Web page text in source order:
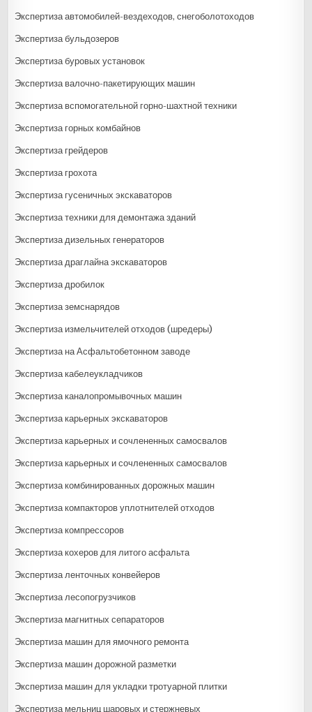
Экспертиза автомобилей-вездеходов, снегоболотоходов
Экспертиза бульдозеров
Экспертиза буровых установок
Экспертиза валочно-пакетирующих машин
Экспертиза вспомогательной горно-шахтной техники
Экспертиза горных комбайнов
Экспертиза грейдеров
Экспертиза грохота
Экспертиза гусеничных экскаваторов
Экспертиза техники для демонтажа зданий
Экспертиза дизельных генераторов
Экспертиза драглайна экскаваторов
Экспертиза дробилок
Экспертиза земснарядов
Экспертиза измельчителей отходов (шредеры)
Экспертиза на Асфальтобетонном заводе
Экспертиза кабелеукладчиков
Экспертиза каналопромывочных машин
Экспертиза карьерных экскаваторов
Экспертиза карьерных и сочлененных самосвалов
Экспертиза карьерных и сочлененных самосвалов
Экспертиза комбинированных дорожных машин
Экспертиза компакторов уплотнителей отходов
Экспертиза компрессоров
Экспертиза кохеров для литого асфальта
Экспертиза ленточных конвейеров
Экспертиза лесопогрузчиков
Экспертиза магнитных сепараторов
Экспертиза машин для ямочного ремонта
Экспертиза машин дорожной разметки
Экспертиза машин для укладки тротуарной плитки
Экспертиза мельниц шаровых и стержневых